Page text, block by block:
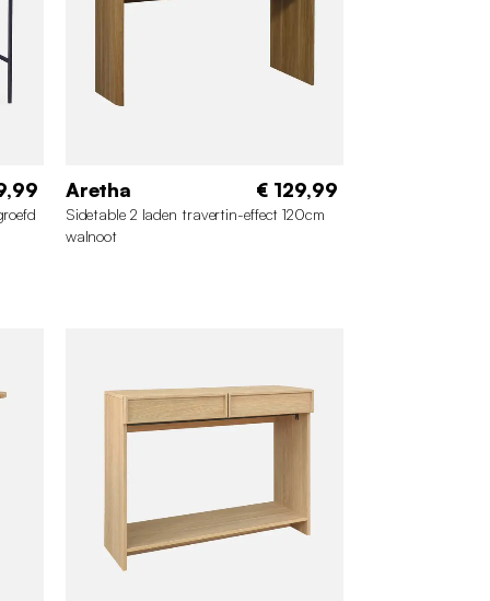
Aretha € 129,99
Sidetable 2 laden travertin-effect 120cm
walnoot